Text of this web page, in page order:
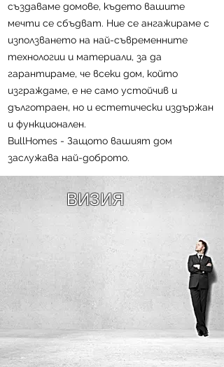
създаваме домове, където вашите
мечти се сбъдват. Ние се ангажираме с
използването на най-съвременните
технологии и материали, за да
гарантираме, че всеки дом, който
изграждаме, е не само устойчив и
дълготраен, но и естетически издържан
и функционален.
BullHomes - Защото вашият дом
заслужава най-доброто.
ВИЗИЯ